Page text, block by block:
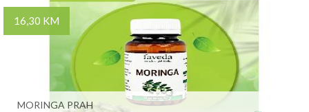
16,30 KM
MORINGA PRAH